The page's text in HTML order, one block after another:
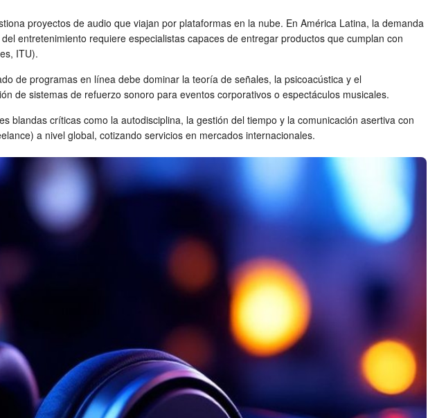
proyectos de audio que viajan por plataformas en la nube. En América Latina, la demanda
entretenimiento requiere especialistas capaces de entregar productos que cumplan con
ITU).
de programas en línea debe dominar la teoría de señales, la psicoacústica y el
de sistemas de refuerzo sonoro para eventos corporativos o espectáculos musicales.
críticas como la autodisciplina, la gestión del tiempo y la comunicación asertiva con
a nivel global, cotizando servicios en mercados internacionales.